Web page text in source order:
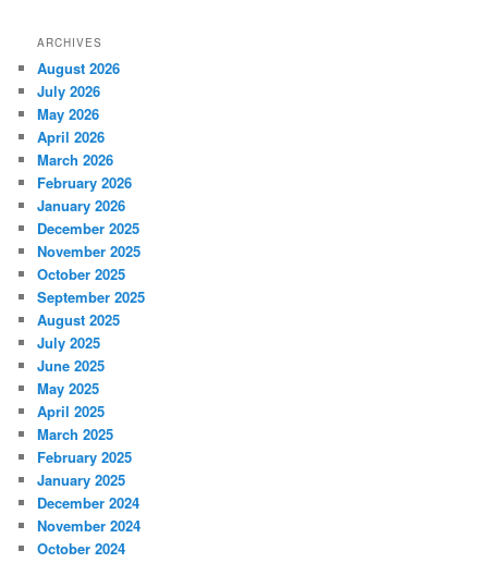
ARCHIVES
August 2026
July 2026
May 2026
April 2026
March 2026
February 2026
January 2026
December 2025
November 2025
October 2025
September 2025
August 2025
July 2025
June 2025
May 2025
April 2025
March 2025
February 2025
January 2025
December 2024
November 2024
October 2024